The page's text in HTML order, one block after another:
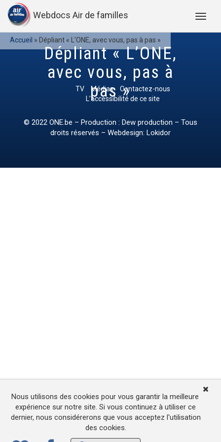
Webdocs Air de familles
Accueil » Dépliant « L’ONE, avec vous, pas à pas »
Dépliant « L’ONE,
avec vous, pas à
pas »
TV Médias
Contactez-nous
L’accessibilité de ce site
© 2022 ONE.be – Production : Dew production – Tous
droits réservés – Webdesign: Lokidor
Nous utilisons des cookies pour vous garantir la meilleure
expérience sur notre site. Si vous continuez à utiliser ce
dernier, nous considérerons que vous acceptez l'utilisation
des cookies.